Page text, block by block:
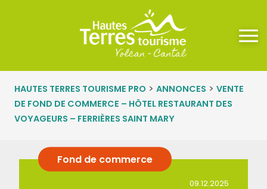
HAUTES TERRES TOURISME PRO > ANNONCES > VENTE
DE FOND DE COMMERCE – HÔTEL RESTAURANT DES
VOYAGEURS – FERRIÈRES SAINT MARY
Fond de commerce
09.12.2025